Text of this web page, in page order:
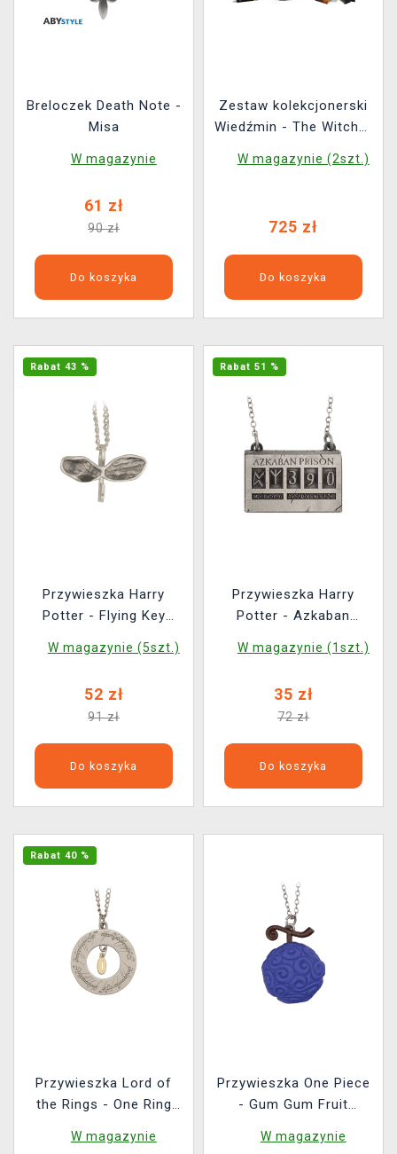
Breloczek Death Note -
Misa
W magazynie
61 zł
90 zł
Do koszyka
Zestaw kolekcjonerski
Wiedźmin - The Witcher
Monster Slayer Kit
W magazynie (2szt.)
725 zł
Do koszyka
Rabat 43 %
Przywieszka Harry
Potter - Flying Key
W magazynie (5szt.)
52 zł
91 zł
Do koszyka
Rabat 51 %
Przywieszka Harry
Potter - Azkaban
W magazynie (1szt.)
35 zł
72 zł
Do koszyka
Rabat 40 %
Przywieszka Lord of
the Rings - One Ring
W magazynie
Przywieszka One Piece
- Gum Gum Fruit
W magazynie